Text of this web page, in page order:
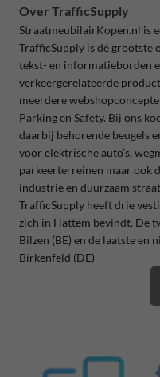
Over TrafficSupply
StraatmeubilairKopen.nl is
TrafficSupply is dé grootste
tekst- en informatieborden
verkeergerelateerde
meerdere
Parking en Safety. Bij ons
daarbij behorende beugels
voor elektrische auto’s,
parkeerterreinen maar ook
industrie en duurzaam
TrafficSupply heeft drie
zich in Hattem bevindt. De
Bilzen (BE) en de laatste en
Birkenfeld (DE)